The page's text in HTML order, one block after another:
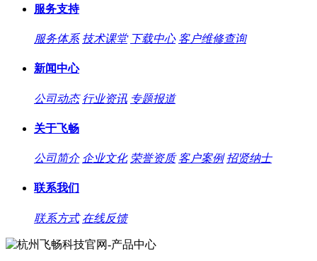
服务支持
服务体系 技术课堂 下载中心 客户维修查询
新闻中心
公司动态 行业资讯 专题报道
关于飞畅
公司简介 企业文化 荣誉资质 客户案例 招贤纳士
联系我们
联系方式 在线反馈